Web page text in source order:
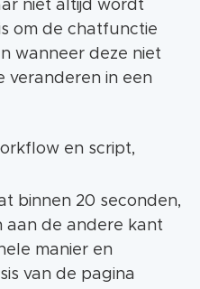
niet altijd wordt
om de chatfunctie
wanneer deze niet
veranderen in een
en script,
binnen 20 seconden,
aan de andere kant
manier en
van de pagina